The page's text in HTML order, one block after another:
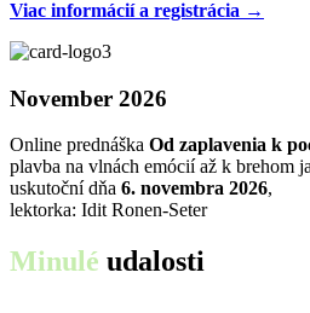
Viac informácií a registrácia →
November 2026
Online prednáška Od zaplavenia k
plavba na vlnách emócií až k brehom
uskutoční dňa 6. novembra 2026,
lektorka: Idit Ronen-Seter
Minulé udalosti